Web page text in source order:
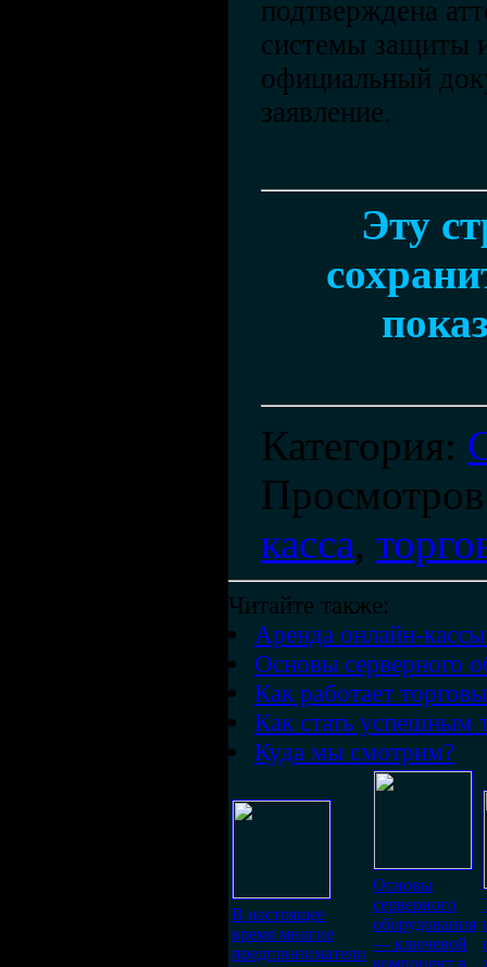
подтверждена
системы защиты
официальный
заявление.
Эту
Категория:
Просмотров
касса,
Читайте также:
Аренда онлайн-
Основы серверного
Как работает
Как стать успешным
Куда мы смотрим?
В настоящее
время многие
предприниматели
Основы
серверного
оборудования
— ключевой
компонент в